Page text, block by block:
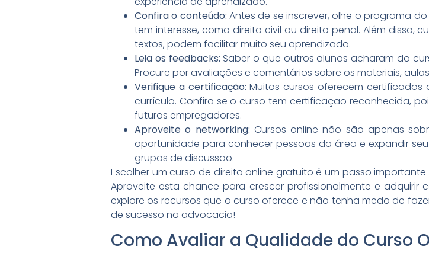
Confira o conteúdo: Antes de se inscrever, olhe o programa
tem interesse, como direito civil ou direito penal. Além disso,
textos, podem facilitar muito seu aprendizado.
Leia os feedbacks: Saber o que outros alunos acharam do
Procure por avaliações e comentários sobre os materiais,
Verifique a certificação: Muitos cursos oferecem
currículo. Confira se o curso tem certificação reconhecida,
futuros empregadores.
Aproveite o networking: Cursos online não são apenas
oportunidade para conhecer pessoas da área e expandir
grupos de discussão.
Escolher um curso de direito online gratuito é um passo
Aproveite esta chance para crescer profissionalmente e adquirir
explore os recursos que o curso oferece e não tenha medo de
de sucesso na advocacia!
Como Avaliar a Qualidade do Curso